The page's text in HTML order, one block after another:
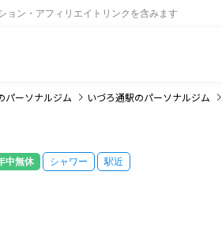
ョン・アフィリエイトリンクを含みます
パーソナルジム いづろ通駅のパーソナルジム
中無休 シャワー 駅近